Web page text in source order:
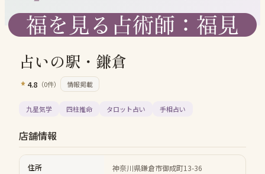
占いの駅・鎌倉
4.8 （0件） 情報掲載
九星気学 四柱推命 タロット占い 手相占い
店舗情報
住所 神奈川県鎌倉市御成町13-36